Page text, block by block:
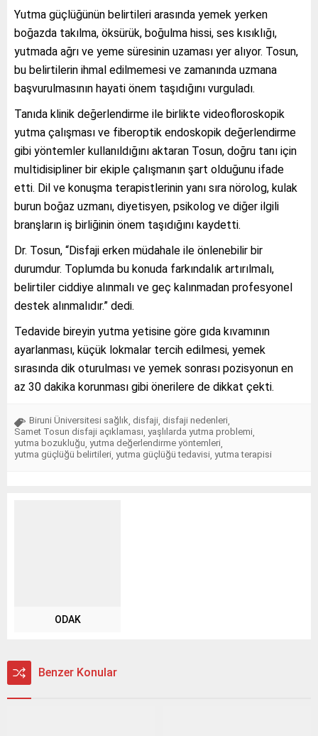
Yutma güçlüğünün belirtileri arasında yemek yerken
boğazda takılma, öksürük, boğulma hissi, ses kısıklığı,
yutmada ağrı ve yeme süresinin uzaması yer alıyor. Tosun,
bu belirtilerin ihmal edilmemesi ve zamanında uzmana
başvurulmasının hayati önem taşıdığını vurguladı.
Tanıda klinik değerlendirme ile birlikte videofloroskopik
yutma çalışması ve fiberoptik endoskopik değerlendirme
gibi yöntemler kullanıldığını aktaran Tosun, doğru tanı için
multidisipliner bir ekiple çalışmanın şart olduğunu ifade
etti. Dil ve konuşma terapistlerinin yanı sıra nörolog, kulak
burun boğaz uzmanı, diyetisyen, psikolog ve diğer ilgili
branşların iş birliğinin önem taşıdığını kaydetti.
Dr. Tosun, “Disfaji erken müdahale ile önlenebilir bir
durumdur. Toplumda bu konuda farkındalık artırılmalı,
belirtiler ciddiye alınmalı ve geç kalınmadan profesyonel
destek alınmalıdır.” dedi.
Tedavide bireyin yutma yetisine göre gıda kıvamının
ayarlanması, küçük lokmalar tercih edilmesi, yemek
sırasında dik oturulması ve yemek sonrası pozisyonun en
az 30 dakika korunması gibi önerilere de dikkat çekti.
Biruni Üniversitesi sağlık, disfaji, disfaji nedenleri,
Samet Tosun disfaji açıklaması, yaşlılarda yutma problemi,
yutma bozukluğu, yutma değerlendirme yöntemleri,
yutma güçlüğü belirtileri, yutma güçlüğü tedavisi, yutma terapisi
ODAK
Benzer Konular